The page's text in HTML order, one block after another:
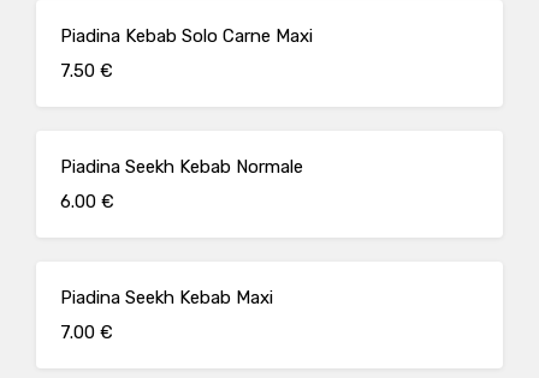
Piadina Kebab Solo Carne Maxi
7.50 €
Piadina Seekh Kebab Normale
6.00 €
Piadina Seekh Kebab Maxi
7.00 €